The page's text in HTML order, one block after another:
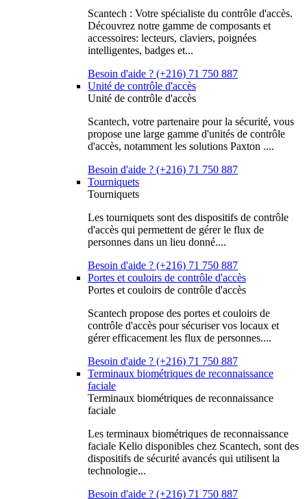
Scantech : Votre spécialiste du contrôle d'accès.
Découvrez notre gamme de composants et
accessoires: lecteurs, claviers, poignées
intelligentes, badges et...
Besoin d'aide ? (+216) 71 750 887
Unité de contrôle d'accès
Unité de contrôle d'accès
Scantech, votre partenaire pour la sécurité, vous
propose une large gamme d'unités de contrôle
d'accès, notamment les solutions Paxton ....
Besoin d'aide ? (+216) 71 750 887
Tourniquets
Tourniquets
Les tourniquets sont des dispositifs de contrôle
d'accès qui permettent de gérer le flux de
personnes dans un lieu donné....
Besoin d'aide ? (+216) 71 750 887
Portes et couloirs de contrôle d'accès
Portes et couloirs de contrôle d'accès
Scantech propose des portes et couloirs de
contrôle d'accès pour sécuriser vos locaux et
gérer efficacement les flux de personnes....
Besoin d'aide ? (+216) 71 750 887
Terminaux biométriques de reconnaissance
faciale
Terminaux biométriques de reconnaissance
faciale
Les terminaux biométriques de reconnaissance
faciale Kelio disponibles chez Scantech, sont des
dispositifs de sécurité avancés qui utilisent la
technologie...
Besoin d'aide ? (+216) 71 750 887